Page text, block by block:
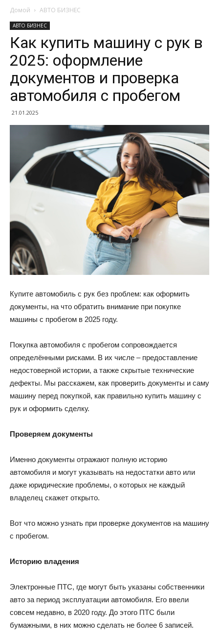
Домой АВТО БИЗНЕС
АВТО БИЗНЕС
Как купить машину с рук в
2025: оформление
документов и проверка
автомобиля с пробегом
21.01.2025
Купите автомобиль с рук без проблем: как оформить
документы, на что обратить внимание при покупке
машины с пробегом в 2025 году.
Покупка автомобиля с пробегом сопровождается
определёнными рисками. В их числе – предоставление
недостоверной истории, а также скрытые технические
дефекты. Мы расскажем, как проверить документы и саму
машину перед покупкой, как правильно купить машину с
рук и оформить сделку.
Проверяем документы
Именно документы отражают полную историю
автомобиля и могут указывать на недостатки авто или
даже юридические проблемы, о которых не каждый
владелец скажет открыто.
Вот что можно узнать при проверке документов на машину
с пробегом.
Историю владения
Электронные ПТС, где могут быть указаны собственники
авто за период эксплуатации автомобиля. Его ввели
совсем недавно, в 2020 году. До этого ПТС были
бумажными, в них можно сделать не более 6 записей.